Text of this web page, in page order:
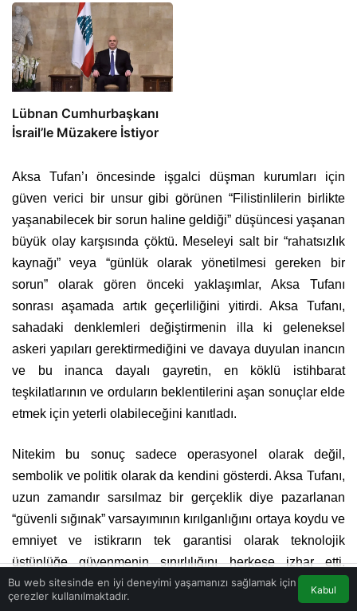
Lübnan Cumhurbaşkanı
İsrail’le Müzakere İstiyor
Aksa Tufan’ı öncesinde işgalci düşman kurumları için
güven verici bir unsur gibi görünen “Filistinlilerin birlikte
yaşanabilecek bir sorun haline geldiği” düşüncesi yaşanan
büyük olay karşısında çöktü. Meseleyi salt bir “rahatsızlık
kaynağı” veya “günlük olarak yönetilmesi gereken bir
sorun” olarak gören önceki yaklaşımlar, Aksa Tufanı
sonrası aşamada artık geçerliliğini yitirdi. Aksa Tufanı,
sahadaki denklemleri değiştirmenin illa ki geleneksel
askeri yapıları gerektirmediğini ve davaya duyulan inancın
ve bu inanca dayalı gayretin, en köklü istihbarat
teşkilatlarının ve orduların beklentilerini aşan sonuçlar elde
etmek için yeterli olabileceğini kanıtladı.
Nitekim bu sonuç sadece operasyonel olarak değil,
sembolik ve politik olarak da kendini gösterdi. Aksa Tufanı,
uzun zamandır sarsılmaz bir gerçeklik diye pazarlanan
“güvenli sığınak” varsayımının kırılganlığını ortaya koydu ve
emniyet ve istikrarın tek garantisi olarak teknolojik
üstünlüğe güvenmenin sınırlılığını herkese izhar etti.
Buradaki sembolik yenilgi yalnızca maddi kayıplarla değil,
aynı zamanda -düşmanın sırtını yasladığı meşruiyet
Bu web sitesinde en iyi deneyimi yaşamanızı sağlamak için
çerezler kullanılmaktadır.
Kabul
Anasayfa Akış Trafik